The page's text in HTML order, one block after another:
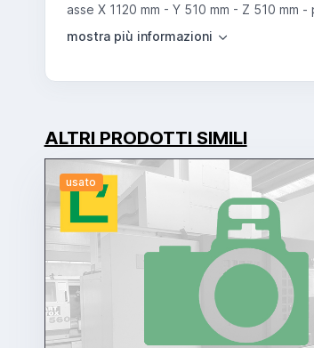
asse X 1120 mm - Y 510 mm - Z 510
ALTRI PRODOTTI SIMILI
usato